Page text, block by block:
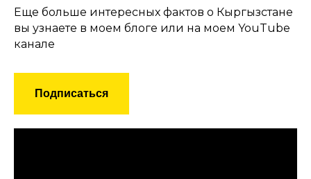
Еще больше интересных фактов о Кыргызстане
вы узнаете в моем блоге или на моем YouTube
канале
Подписаться